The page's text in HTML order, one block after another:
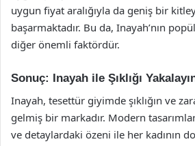
uygun fiyat aralığıyla da geniş bir
başarmaktadır. Bu da, Inayah’nın
diğer önemli faktördür.
Sonuç: Inayah ile Şıklığı
Inayah, tesettür giyimde şıklığın ve
gelmiş bir markadır. Modern
ve detaylardaki özeni ile her kadının